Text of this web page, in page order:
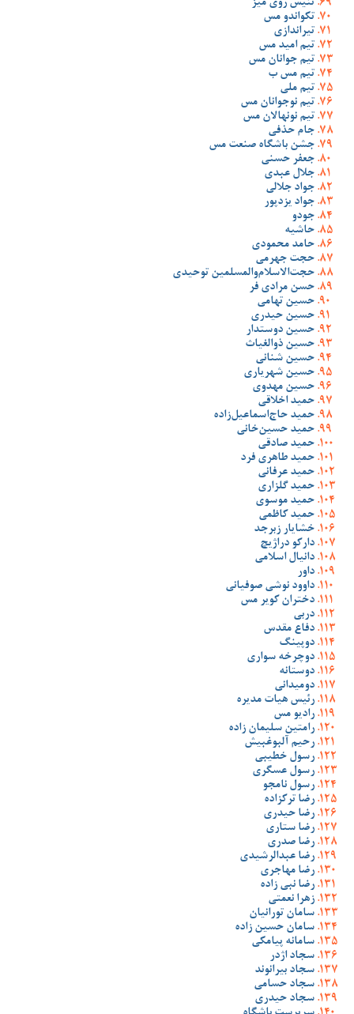
تنیس روی میز
تکواندو مس
تیراندازی
تیم امید مس
تیم جوانان مس
تیم مس ب
تیم ملی
تیم نوجوانان مس
تیم نونهالان مس
جام حذفی
جشن باشگاه صنعت مس
جعفر حسنی
جلال عبدی
جواد جلالی
جواد یزدپور
جودو
حاشیه
حامد محمودی
حجت جهرمی
حجت‌الاسلام‌والمسلمین توحیدی
حسن مرادی فر
حسین تهامی
حسین حیدری
حسین دوستدار
حسین ذوالغیاث
حسین شنانی
حسین شهریاری
حسین مهدوی
حمید اخلاقی
حمید حاج‌اسماعیل‌زاده
حمید حسین‌خانی
حمید صادقی
حمید طاهری فرد
حمید عرفانی
حمید گلزاری
حمید موسوی
حمید کاظمی
خشایار زبرجد
دارکو دراژیچ
دانیال اسلامی
داور
داوود نوشی صوفیانی
دختران کویر مس
دربی
دفاع مقدس
دوپینگ
دوچرخه سواری
دوستانه
دومیدانی
رئیس هیات مدیره
رادیو مس
رامتین سلیمان زاده
رحیم آلبوغبیش
رسول خطیبی
رسول عسگری
رسول نامجو
رضا ترکزاده
رضا حیدری
رضا ستاری
رضا صدری
رضا عبدالرشیدی
رضا مهاجری
رضا نبی زاده
زهرا نعمتی
سامان تورانیان
سامان حسین زاده
سامانه پیامکی
سجاد اژدر
سجاد بیرانوند
سجاد حسامی
سجاد حیدری